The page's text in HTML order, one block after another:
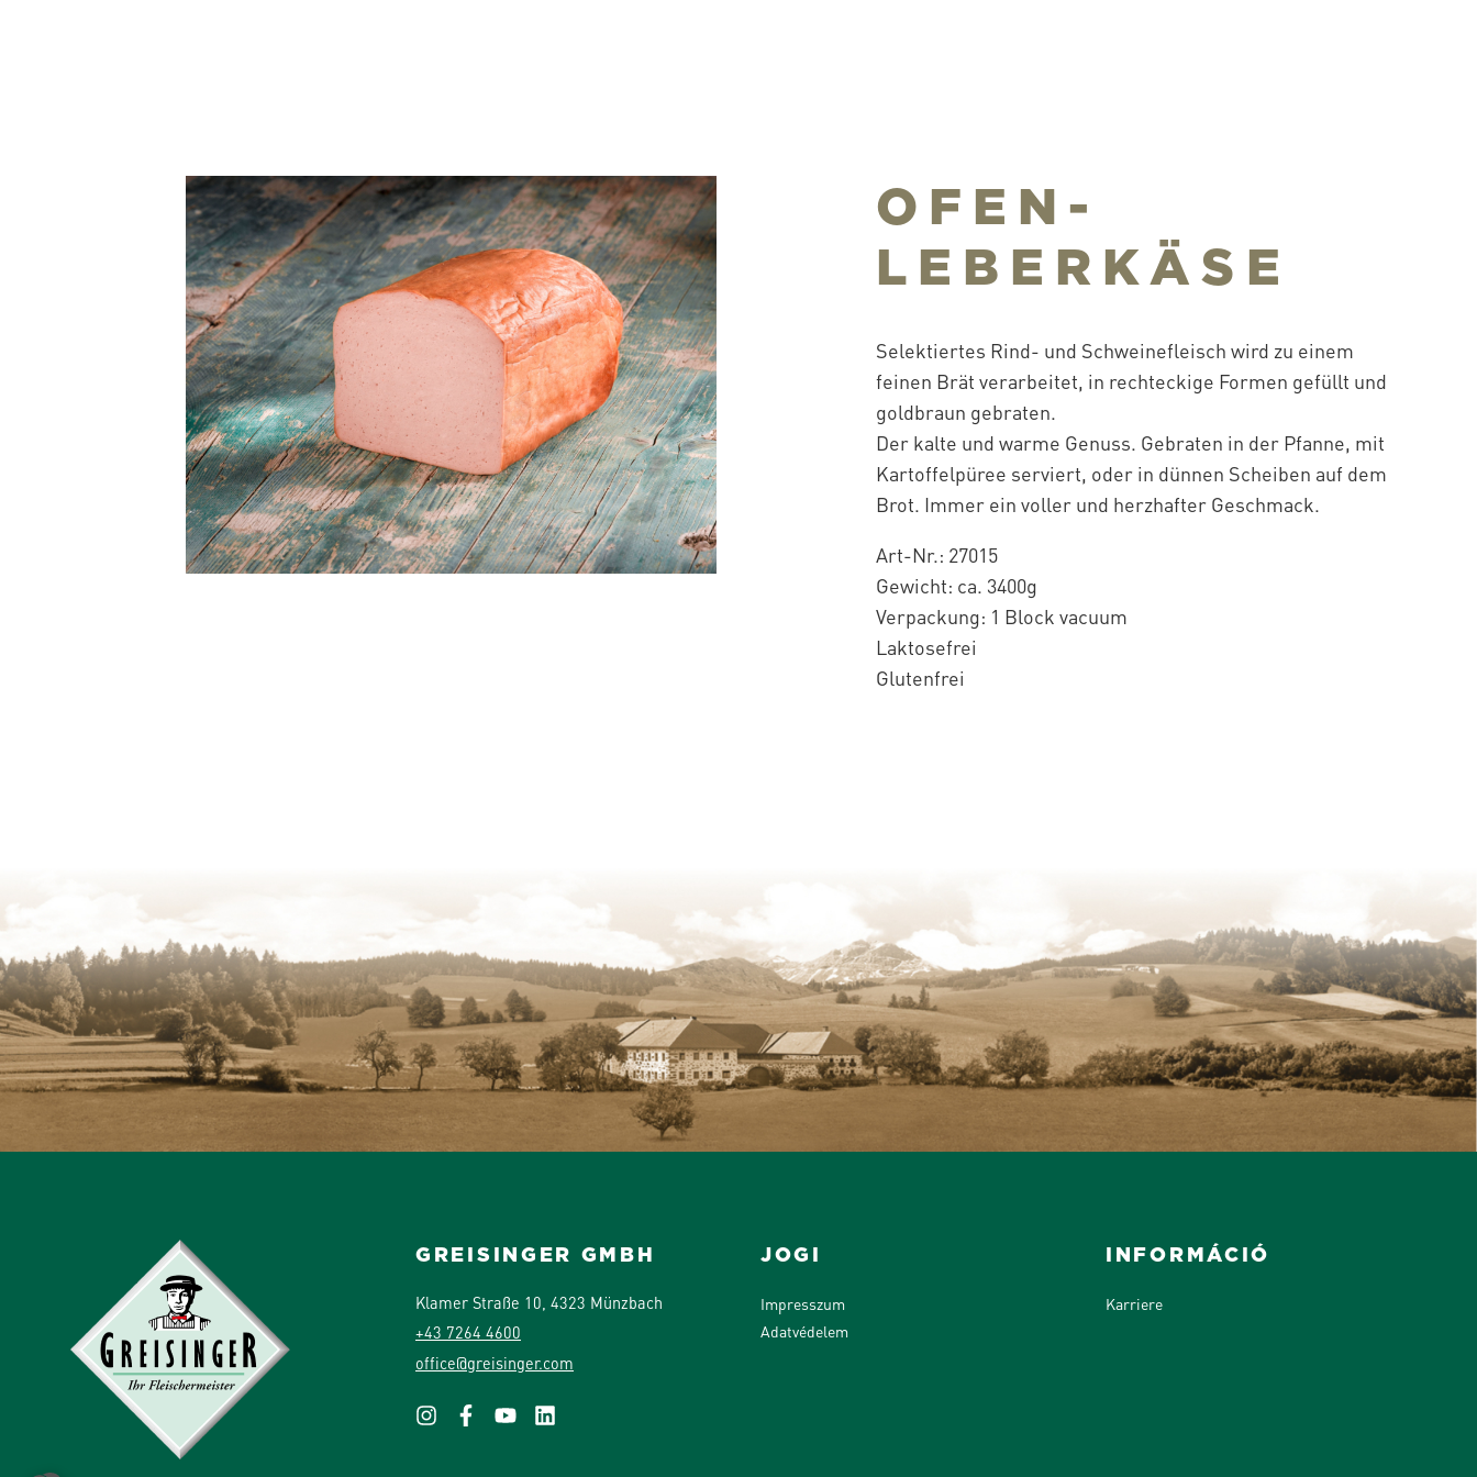
OFEN-
LEBERKÄSE
Selektiertes Rind- und Schweinefleisch wird zu einem
feinen Brät verarbeitet, in rechteckige Formen gefüllt und
goldbraun gebraten.
Der kalte und warme Genuss. Gebraten in der Pfanne, mit
Kartoffelpüree serviert, oder in dünnen Scheiben auf dem
Brot. Immer ein voller und herzhafter Geschmack.
Art-Nr.: 27015
Gewicht: ca. 3400g
Verpackung: 1 Block vacuum
Laktosefrei
Glutenfrei
GREISINGER GMBH
Klamer Straße 10, 4323 Münzbach
+43 7264 4600
office@greisinger.com
JOGI
Impresszum
Adatvédelem
INFORMÁCIÓ
Karriere